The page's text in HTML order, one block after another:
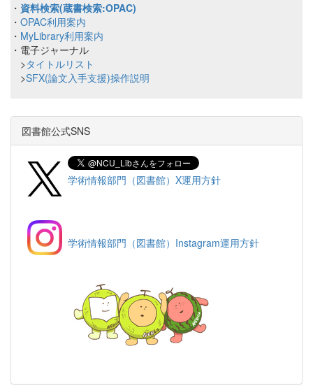
・ 資料検索(蔵書検索:OPAC)
・ OPAC利用案内
・ MyLibrary利用案内
・電子ジャーナル
>タイトルリスト
>SFX(論文入手支援)操作説明
図書館公式SNS
学術情報部門（図書館）X運用方針
学術情報部門（図書館）Instagram運用方針